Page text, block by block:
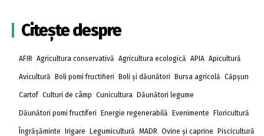
Citește despre
AFIR Agricultura conservativă Agricultura ecologică APIA Apicultură
Avicultură Boli pomi fructifieri Boli și dăunători Bursa agricolă Căpșun
Cartof Culturi de câmp Cunicultura Dăunători legume
Dăunători pomi fructiferi Energie regenerabilă Evenimente Floricultură
Îngrășăminte Irigare Legumicultură MADR Ovine și caprine Piscicultură